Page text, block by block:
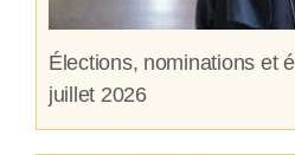
Élections, nominations et
juillet 2026